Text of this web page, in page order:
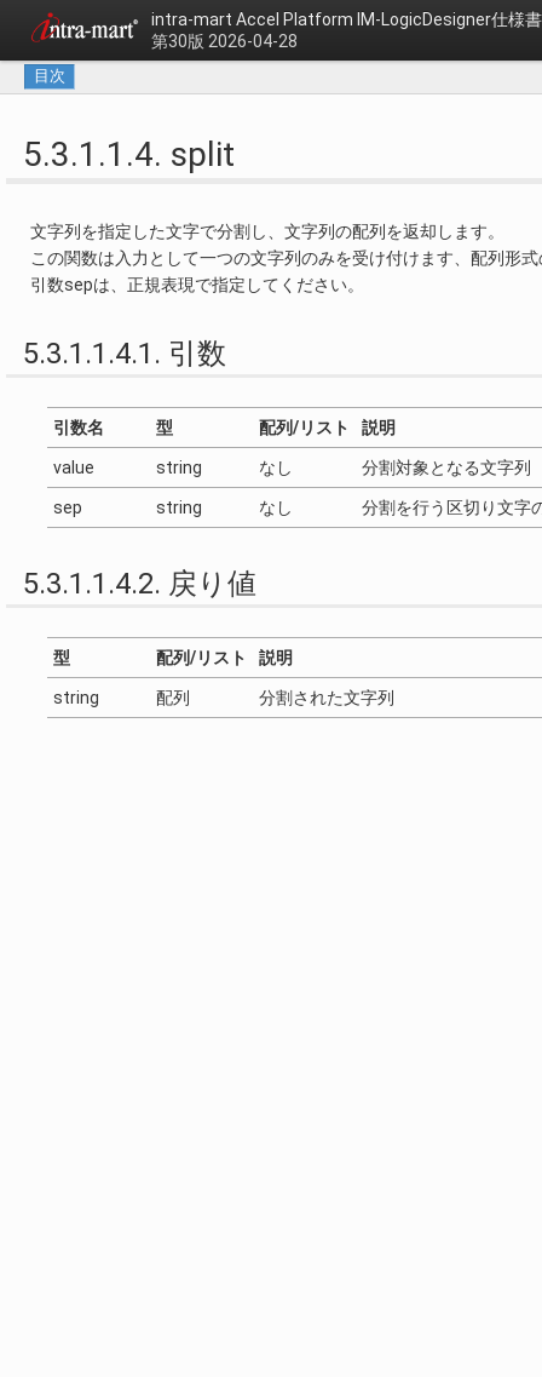
intra-mart Accel Platform IM-LogicDesigner仕様書
第30版 2026-04-28
目次
5.3.1.1.4. split
文字列を指定した文字で分割し、文字列の配列を返却します。
この関数は入力として一つの文字列のみを受け付けます、配列形
引数sepは、正規表現で指定してください。
5.3.1.1.4.1. 引数
引数名 型 配列/リスト 説明
value string なし 分割対象となる文字列
sep string なし 分割を行う区切り文字
5.3.1.1.4.2. 戻り値
型 配列/リスト 説明
string 配列 分割された文字列